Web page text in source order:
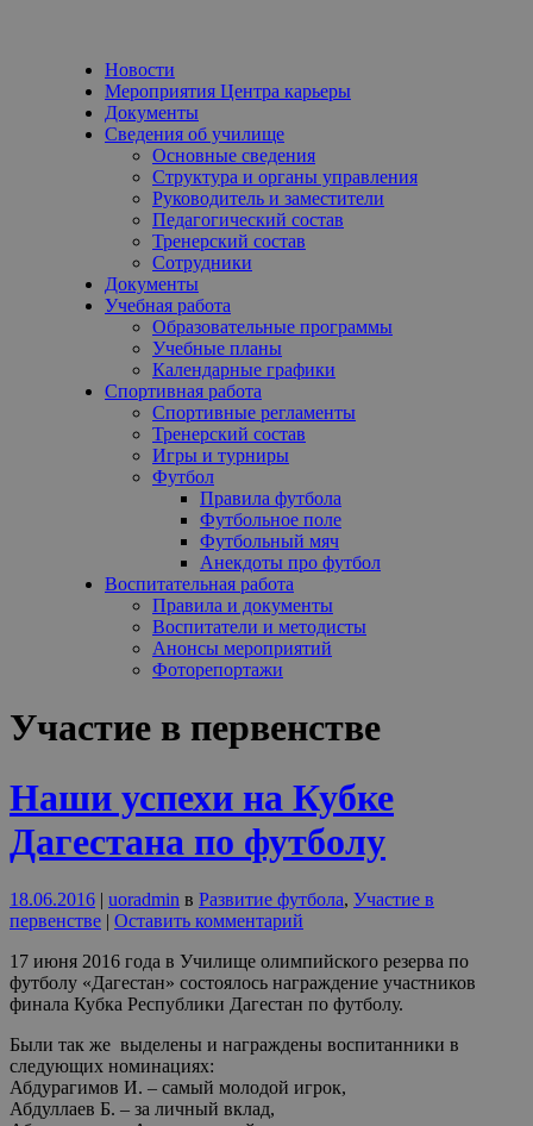
Новости
Мероприятия Центра карьеры
Документы
Сведения об училище
Основные сведения
Структура и органы управления
Руководитель и заместители
Педагогический состав
Тренерский состав
Сотрудники
Документы
Учебная работа
Образовательные программы
Учебные планы
Календарные графики
Спортивная работа
Спортивные регламенты
Тренерский состав
Игры и турниры
Футбол
Правила футбола
Футбольное поле
Футбольный мяч
Анекдоты про футбол
Воспитательная работа
Правила и документы
Воспитатели и методисты
Анонсы мероприятий
Фоторепортажи
Участие в первенстве
Наши успехи на Кубке
Дагестана по футболу
18.06.2016 | uoradmin в Развитие футбола, Участие в
первенстве | Оставить комментарий
17 июня 2016 года в Училище олимпийского резерва по
футболу «Дагестан» состоялось награждение участников
финала Кубка Республики Дагестан по футболу.
Были так же выделены и награждены воспитанники в
следующих номинациях:
Абдурагимов И. – самый молодой игрок,
Абдуллаев Б. – за личный вклад,